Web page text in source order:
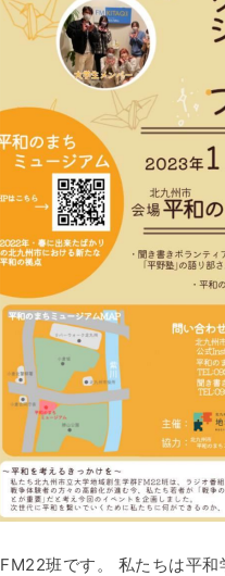
FM22班です。 私たちは平